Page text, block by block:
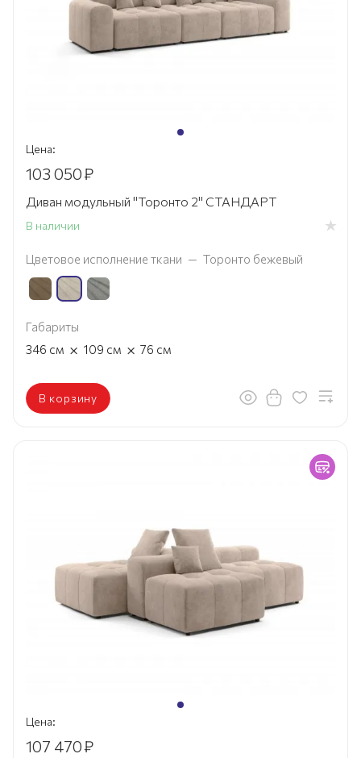
Цена:
103 050₽
Диван модульный "Торонто 2" СТАНДАРТ
В наличии
Цветовое исполнение ткани — Торонто бежевый
Габариты
346 см × 109 см × 76 см
В корзину
Цена:
107 470₽